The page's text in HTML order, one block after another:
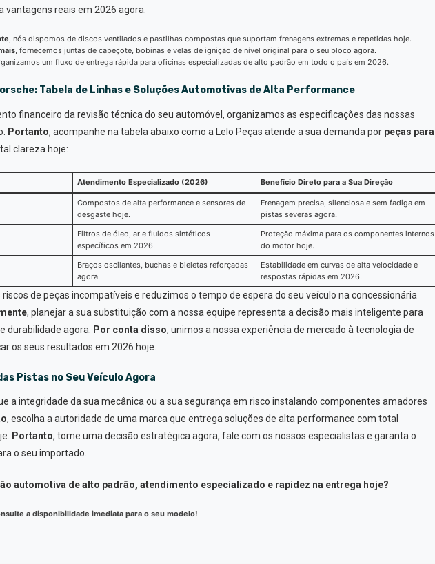
vantagens reais em 2026 agora:
, nós dispomos de discos ventilados e pastilhas compostas que suportam frenagens extremas e repetidas hoje.
, fornecemos juntas de cabeçote, bobinas e velas de ignição de nível original para o seu bloco agora.
um fluxo de entrega rápida para oficinas especializadas de alto padrão em todo o país em 2026.
Tabela de Linhas e Soluções Automotivas de Alta Performance
financeiro da revisão técnica do seu automóvel, organizamos as especificações das nossas
Portanto, acompanhe na tabela abaixo como a Lelo Peças atende a sua demanda por peças para
clareza hoje:
Atendimento Especializado (2026) Benefício Direto para a Sua Direção
Compostos de alta performance e sensores de
desgaste hoje.
Frenagem precisa, silenciosa e sem fadiga em
pistas severas agora.
Filtros de óleo, ar e fluidos sintéticos
específicos em 2026.
Proteção máxima para os componentes internos
do motor hoje.
Braços oscilantes, buchas e bieletas reforçadas
agora.
Estabilidade em curvas de alta velocidade e
respostas rápidas em 2026.
de peças incompatíveis e reduzimos o tempo de espera do seu veículo na concessionária
, planejar a sua substituição com a nossa equipe representa a decisão mais inteligente para
durabilidade agora. Por conta disso, unimos a nossa experiência de mercado à tecnologia de
os seus resultados em 2026 hoje.
Pistas no Seu Veículo Agora
a integridade da sua mecânica ou a sua segurança em risco instalando componentes amadores
, escolha a autoridade de uma marca que entrega soluções de alta performance com total
Portanto, tome uma decisão estratégica agora, fale com os nossos especialistas e garanta o
o seu importado.
automotiva de alto padrão, atendimento especializado e rapidez na entrega hoje?
a disponibilidade imediata para o seu modelo!